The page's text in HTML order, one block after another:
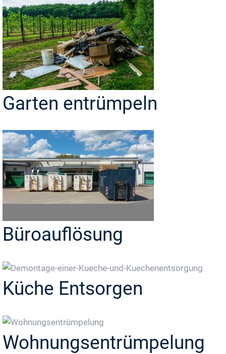
Garten entrümpeln
Büroauflösung
Küche Entsorgen
Wohnungsentrümpelung